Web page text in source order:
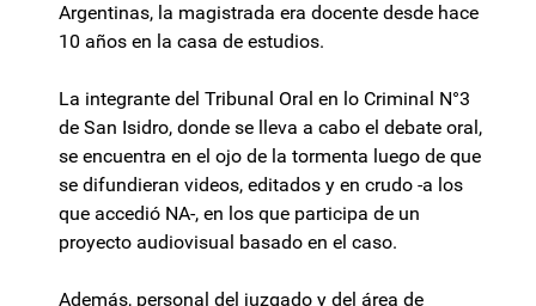
Argentinas, la magistrada era docente desde hace
10 años en la casa de estudios.
La integrante del Tribunal Oral en lo Criminal N°3
de San Isidro, donde se lleva a cabo el debate oral,
se encuentra en el ojo de la tormenta luego de que
se difundieran videos, editados y en crudo -a los
que accedió NA-, en los que participa de un
proyecto audiovisual basado en el caso.
Además, personal del juzgado y del área de